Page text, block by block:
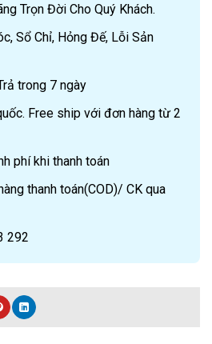
Trọn Đời Cho Quý Khách.
Sổ Chỉ, Hỏng Đế, Lỗi Sản
trong 7 ngày
Free ship với đơn hàng từ 2
phí khi thanh toán
thanh toán(COD)/ CK qua
292